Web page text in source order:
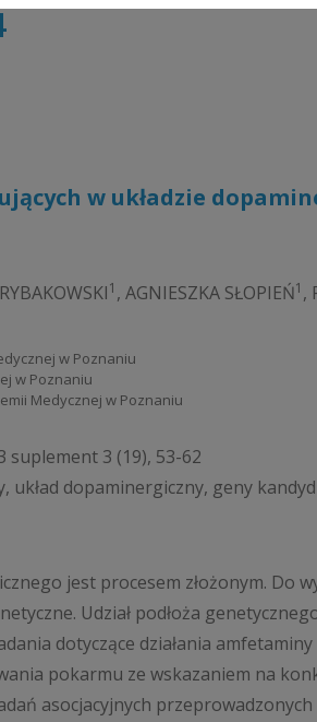
w układzie
1 , AGNIESZKA SŁOPIEŃ1 ,
w Poznaniu
w Poznaniu
Medycznej w Poznaniu
suplement 3 (19), 53-62
układ dopaminergiczny, geny
jest procesem złożonym. Do
Udział podłoża
dotyczące działania
pokarmu ze wskazaniem na
asocjacyjnych